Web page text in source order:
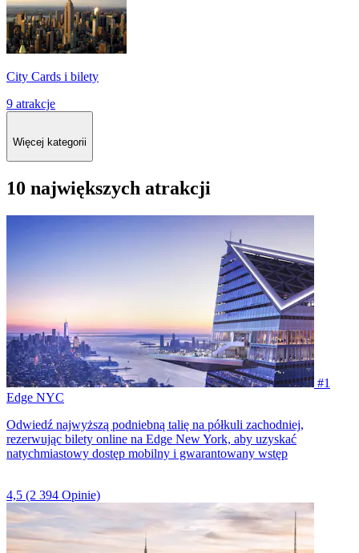
City Cards i bilety
9 atrakcje
Więcej kategorii
10 największych atrakcji
#1
Edge NYC
Odwiedź najwyższą podniebną talię na półkuli zachodniej,
rezerwując bilety online na Edge New York, aby uzyskać
natychmiastowy dostęp mobilny i gwarantowany wstęp
4,5 (2 394 Opinie)